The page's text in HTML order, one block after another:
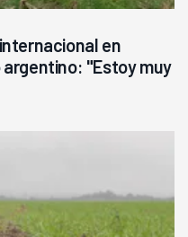
en
"Estoy muy